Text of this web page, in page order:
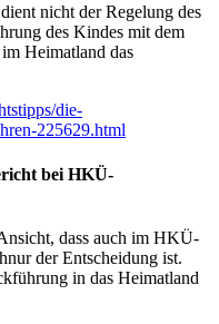
nicht der Regelung des
des Kindes mit dem
Heimatland das
die-
225629.html
bei HKÜ-
dass auch im HKÜ-
der Entscheidung ist.
in das Heimatland